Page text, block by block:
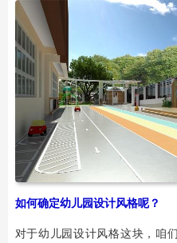
如何确定幼儿园设计风格呢？
对于幼儿园设计风格这块，咱